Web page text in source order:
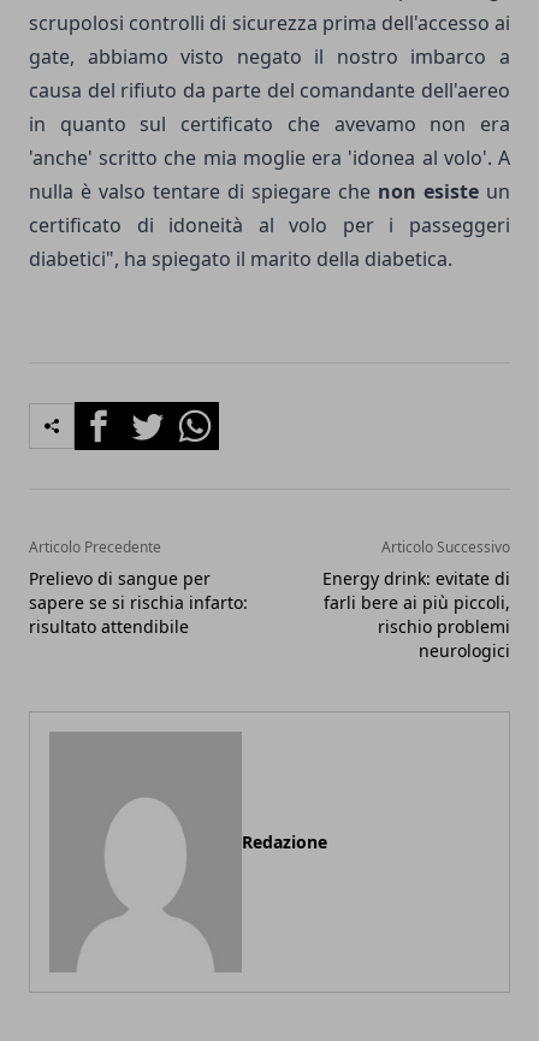
scrupolosi controlli di sicurezza prima dell'accesso ai
gate, abbiamo visto negato il nostro imbarco a
causa del rifiuto da parte del comandante dell'aereo
in quanto sul certificato che avevamo non era
'anche' scritto che mia moglie era 'idonea al volo'. A
nulla è valso tentare di spiegare che non esiste un
certificato di idoneità al volo per i passeggeri
diabetici", ha spiegato il marito della diabetica.
FacebookTwitterWhatsapp
Articolo Precedente
Prelievo di sangue per
sapere se si rischia infarto:
risultato attendibile
Articolo Successivo
Energy drink: evitate di
farli bere ai più piccoli,
rischio problemi
neurologici
Redazione